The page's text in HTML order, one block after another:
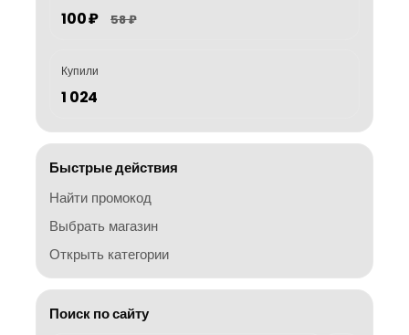
100 ₽ 58 ₽
Купили
1 024
Быстрые действия
Найти промокод
Выбрать магазин
Открыть категории
Поиск по сайту